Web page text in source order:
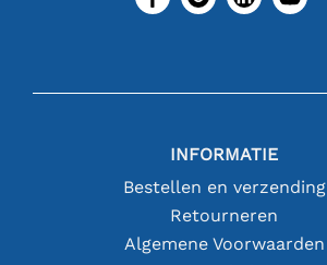
INFORMATIE
Bestellen en verzending
Retourneren
Algemene Voorwaarden